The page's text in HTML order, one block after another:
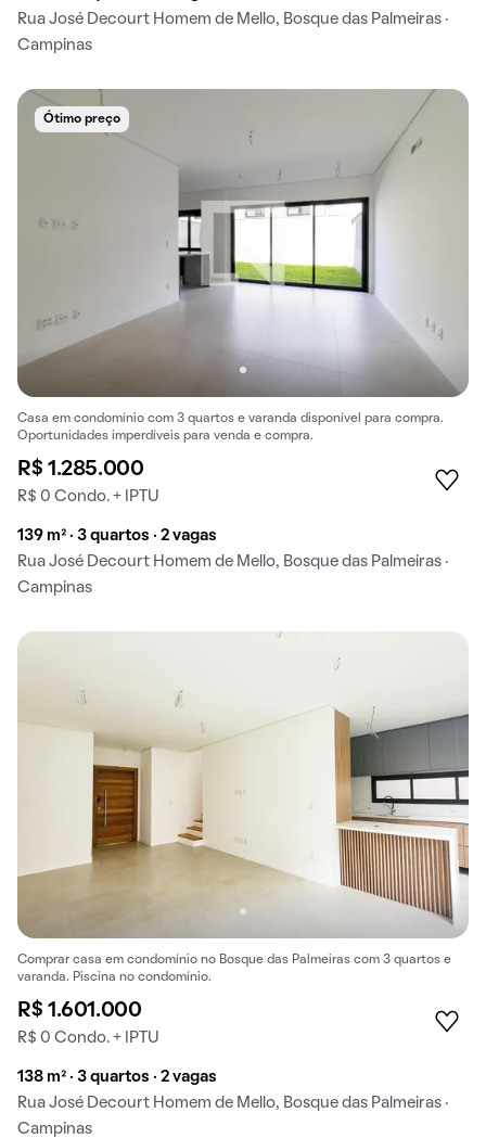
Rua José Decourt Homem de Mello, Bosque das Palmeiras ·
Campinas
Ótimo preço
Casa em condomínio com 3 quartos e varanda disponível para compra.
Oportunidades imperdíveis para venda e compra.
R$ 1.285.000
R$ 0 Condo. + IPTU
139 m² · 3 quartos · 2 vagas
Rua José Decourt Homem de Mello, Bosque das Palmeiras ·
Campinas
Comprar casa em condomínio no Bosque das Palmeiras com 3 quartos e
varanda. Piscina no condomínio.
R$ 1.601.000
R$ 0 Condo. + IPTU
138 m² · 3 quartos · 2 vagas
Rua José Decourt Homem de Mello, Bosque das Palmeiras ·
Campinas